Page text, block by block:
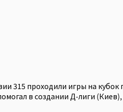
315 проходили игры на
в создании Д-лиги